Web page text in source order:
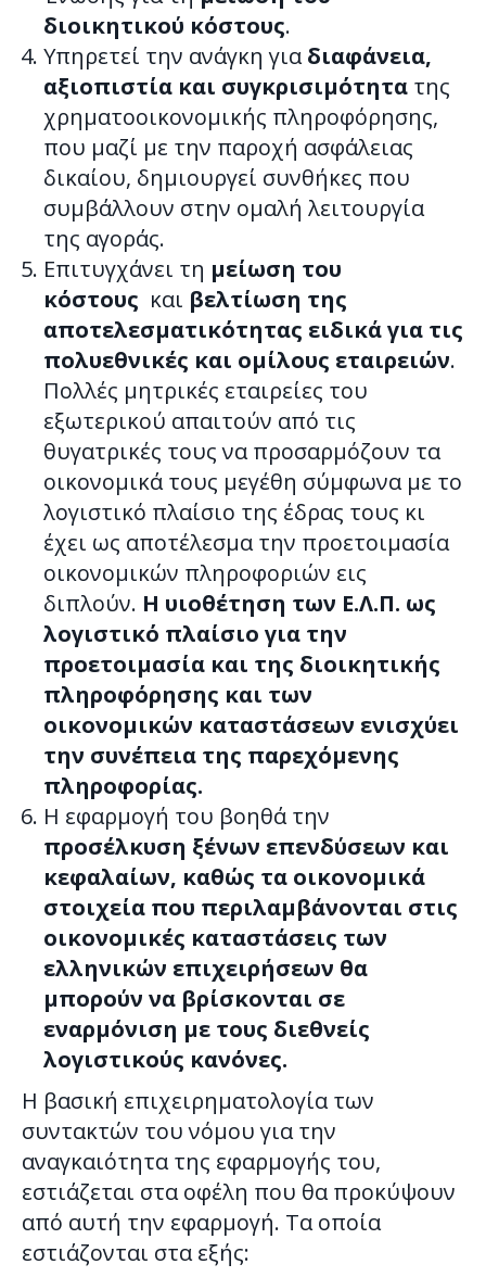
διοικητικού κόστους.
Υπηρετεί την ανάγκη γιαδιαφάνεια,
αξιοπιστία και συγκρισιμότητα της
χρηματοοικονομικής πληροφόρησης,
που μαζί με την παροχή ασφάλειας
δικαίου, δημιουργεί συνθήκες που
συμβάλλουν στην ομαλή λειτουργία
της αγοράς.
Επιτυγχάνει τη μείωση του
κόστους και βελτίωση της
αποτελεσματικότητας ειδικά για τις
πολυεθνικές και ομίλους εταιρειών.
Πολλές μητρικές εταιρείες του
εξωτερικού απαιτούν από τις
θυγατρικές τους να προσαρμόζουν τα
οικονομικά τους μεγέθη σύμφωνα με το
λογιστικό πλαίσιο της έδρας τους κι
έχει ως αποτέλεσμα την προετοιμασία
οικονομικών πληροφοριών εις
διπλούν. Η υιοθέτηση των Ε.Λ.Π. ως
λογιστικό πλαίσιο για την
προετοιμασία και της διοικητικής
πληροφόρησης και των
οικονομικών καταστάσεων ενισχύει
την συνέπεια της παρεχόμενης
πληροφορίας.
Η εφαρμογή του βοηθά την
προσέλκυση ξένων επενδύσεων και
κεφαλαίων, καθώς τα οικονομικά
στοιχεία που περιλαμβάνονται στις
οικονομικές καταστάσεις των
ελληνικών επιχειρήσεων θα
μπορούν να βρίσκονται σε
εναρμόνιση με τους διεθνείς
λογιστικούς κανόνες.
Η βασική επιχειρηματολογία των
συντακτών του νόμου για την
αναγκαιότητα της εφαρμογής του,
εστιάζεται στα οφέλη που θα προκύψουν
από αυτή την εφαρμογή. Τα οποία
εστιάζονται στα εξής: